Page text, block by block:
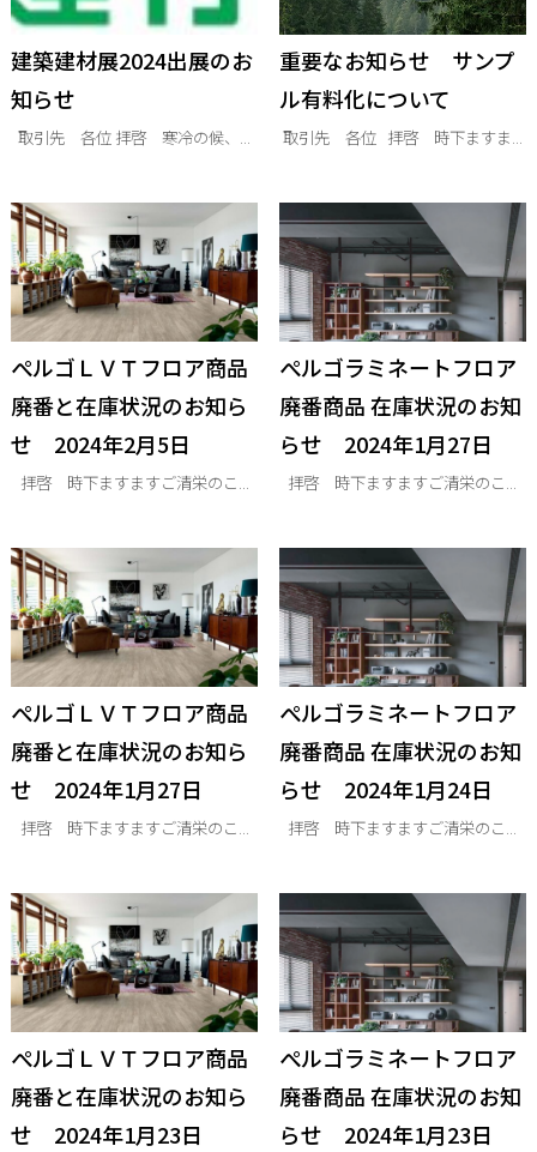
建築建材展2024出展のお
知らせ
取引先 各位 拝啓 寒冷の候、...
重要なお知らせ サンプ
ル有料化について
取引先 各位 拝啓 時下ますま...
ぺルゴＬＶＴフロア商品
廃番と在庫状況のお知ら
せ 2024年2月5日
拝啓 時下ますますご清栄のこ...
ぺルゴラミネートフロア
廃番商品 在庫状況のお知
らせ 2024年1月27日
拝啓 時下ますますご清栄のこ...
ぺルゴＬＶＴフロア商品
廃番と在庫状況のお知ら
せ 2024年1月27日
拝啓 時下ますますご清栄のこ...
ぺルゴラミネートフロア
廃番商品 在庫状況のお知
らせ 2024年1月24日
拝啓 時下ますますご清栄のこ...
ぺルゴＬＶＴフロア商品
廃番と在庫状況のお知ら
せ 2024年1月23日
ぺルゴラミネートフロア
廃番商品 在庫状況のお知
らせ 2024年1月23日